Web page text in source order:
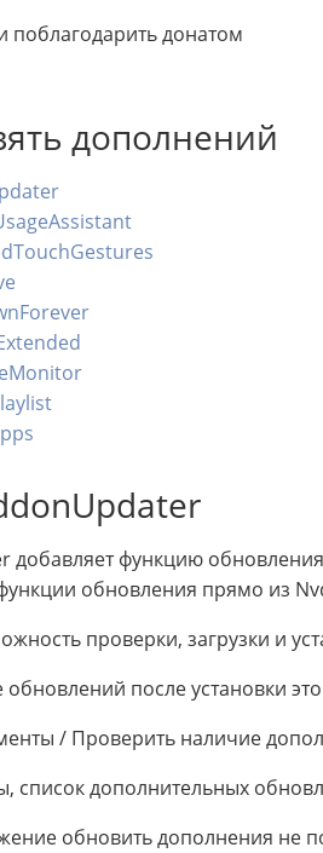
поблагодарить донатом
дополнений
добавляет функцию
обновления прямо из
проверки, загрузки и
после установки
/ Проверить наличие
список дополнительных
обновить дополнения не